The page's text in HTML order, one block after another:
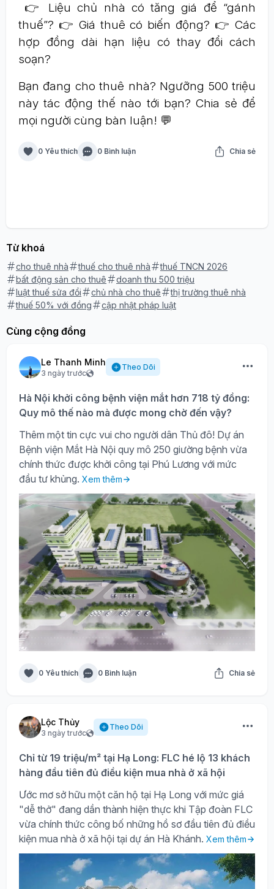
👉 Liệu chủ nhà có tăng giá để “gánh
thuế”? 👉 Giá thuê có biến động? 👉 Các
hợp đồng dài hạn liệu có thay đổi cách
soạn?
Bạn đang cho thuê nhà? Ngưỡng 500 triệu
này tác động thế nào tới bạn? Chia sẻ để
mọi người cùng bàn luận! 💬
0 Yêu thích 0 Bình luận Chia sẻ
Từ khoá
cho thuê nhà thuế cho thuê nhà
thuế TNCN 2026
bất động sản cho thuê
doanh thu 500 triệu
luật thuế sửa đổi
chủ nhà cho thuê
thị trường thuê nhà
thuế 50% với đồng
cập nhật pháp luật
Cùng cộng đồng
Le Thanh Minh
3 ngày trước
Theo Dõi
Hà Nội khởi công bệnh viện mắt hơn 718 tỷ đồng:
Quy mô thế nào mà được mong chờ đến vậy?
Thêm một tin cực vui cho người dân Thủ đô! Dự án
Bệnh viện Mắt Hà Nội quy mô 250 giường bệnh vừa
chính thức được khởi công tại Phú Lương với mức
đầu tư khủng. Xem thêm
0 Yêu thích 0 Bình luận Chia sẻ
Lộc Thủy
3 ngày trước
Theo Dõi
Chỉ từ 19 triệu/m² tại Hạ Long: FLC hé lộ 13 khách
hàng đầu tiên đủ điều kiện mua nhà ở xã hội
Ước mơ sở hữu một căn hộ tại Hạ Long với mức giá
"dễ thở" đang dần thành hiện thực khi Tập đoàn FLC
vừa chính thức công bố những hồ sơ đầu tiên đủ điều
kiện mua nhà ở xã hội tại dự án Hà Khánh. Xem thêm